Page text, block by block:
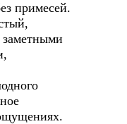
примесей.